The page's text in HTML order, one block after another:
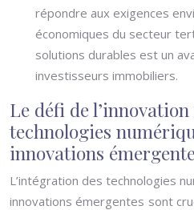
répondre aux exigences
économiques du secteur
solutions durables est un
investisseurs immobiliers.
Le défi de
technologies
innovations
L’intégration des technologies
innovations émergentes sont